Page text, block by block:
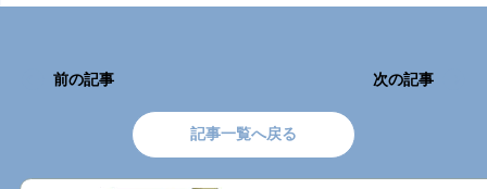
前の記事
記事一覧へ戻る
次の記事